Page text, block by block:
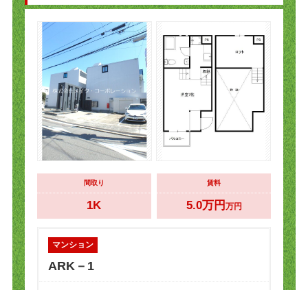
間取り
1K
賃料
5.0万円 万円
マンション
ARK－1